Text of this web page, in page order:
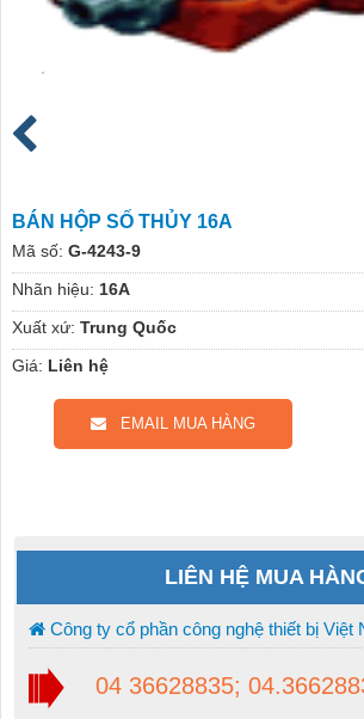
BÁN HỘP SỐ THỦY 16A
Mã số: G-4243-9
Nhãn hiệu: 16A
Xuất xứ: Trung Quốc
Giá: Liên hệ
EMAIL MUA HÀNG
LIÊN HỆ MUA
Công ty cổ phần công nghệ thiết bị Việt
04 36628835;